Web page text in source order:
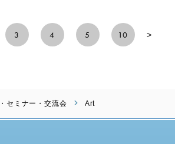
3 4 5 10 >
セミナー・交流会 Art